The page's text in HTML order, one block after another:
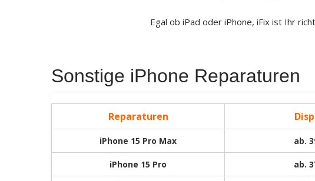
Egal ob iPad oder iPhone, iFix ist Ihr
Sonstige iPhone Reparaturen
Reparaturen
iPhone 15 Pro Max ab.
iPhone 15 Pro ab.